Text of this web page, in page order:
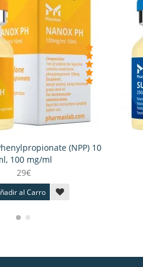
(NPP) 10
100 mg/ml
29€
al Carro